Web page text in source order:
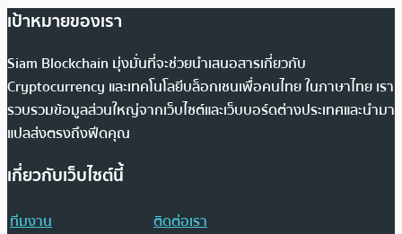
เป้าหมายของเรา
Siam Blockchain มุ่งมั่นที่จะช่วยนำเสนอสารเกี่ยวกับ
Cryptocurrency และเทคโนโลยีบล็อกเชนเพื่อคนไทย ในภาษาไทย เรา
รวบรวมข้อมูลส่วนใหญ่จากเว็บไซต์และเว็บบอร์ดต่างประเทศและนำมา
แปลส่งตรงถึงฟีดคุณ
เกี่ยวกับเว็บไซต์นี้
ทีมงาน
ติดต่อเรา